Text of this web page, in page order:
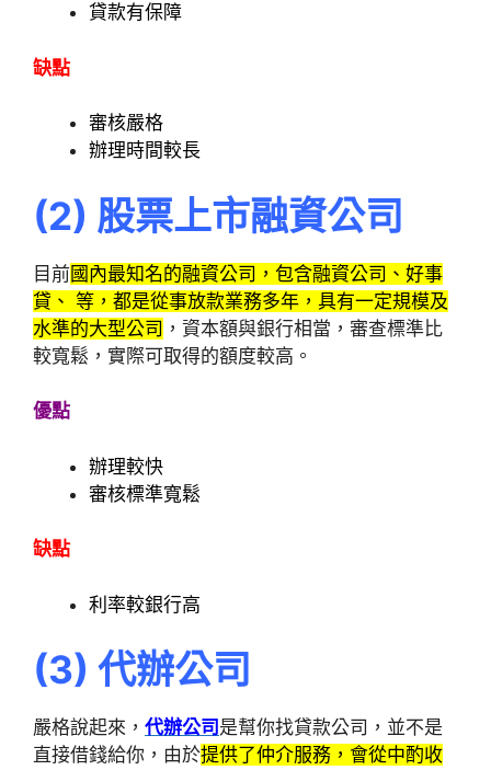
貸款有保障
缺點
審核嚴格
辦理時間較長
(2) 股票上市融資公司
目前國內最知名的融資公司，包含融資公司、好事
貸、 等，都是從事放款業務多年，具有一定規模及
水準的大型公司 ，資本額與銀行相當，審查標準比
較寬鬆，實際可取得的額度較高。
優點
辦理較快
審核標準寬鬆
缺點
利率較銀行高
(3) 代辦公司
嚴格說起來， 代辦公司 是幫你找貸款公司，並不是
直接借錢給你，由於提供了仲介服務，會從中酌收